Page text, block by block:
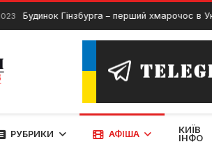
Будинок Гінзбурга – перший хмарочос в Україні
РУБРИКИ АФІША
КИЇВ
ІНФО